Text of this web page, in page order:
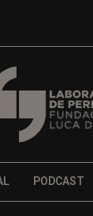
PODCAST